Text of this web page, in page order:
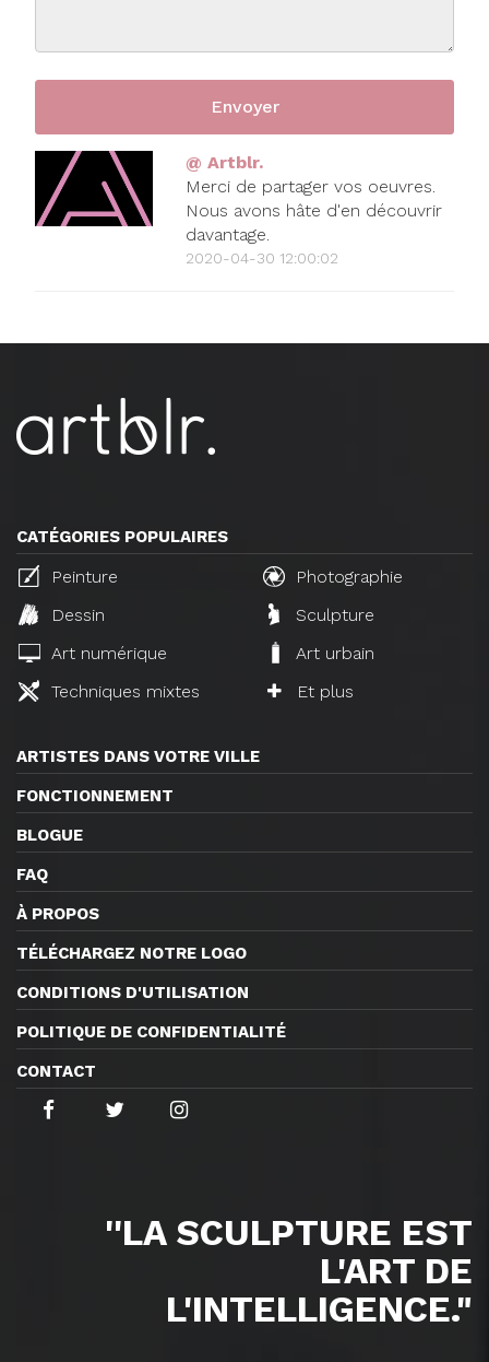
@ Artblr.
Merci de partager vos oeuvres.
Nous avons hâte d'en découvrir
davantage.
2020-04-30 12:00:02
CATÉGORIES POPULAIRES
Peinture
Photographie
Dessin
Sculpture
Art numérique
Art urbain
Techniques mixtes
Et plus
ARTISTES DANS VOTRE VILLE
FONCTIONNEMENT
BLOGUE
FAQ
À PROPOS
TÉLÉCHARGEZ NOTRE LOGO
CONDITIONS D'UTILISATION
POLITIQUE DE CONFIDENTIALITÉ
CONTACT
''LA SCULPTURE EST
L'ART DE
L'INTELLIGENCE."